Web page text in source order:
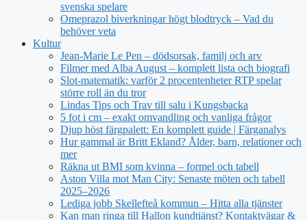
svenska spelare
Omeprazol biverkningar högt blodtryck – Vad du
behöver veta
Kultur
Jean‑Marie Le Pen – dödsorsak, familj och arv
Filmer med Alba August – komplett lista och biografi
Slot-matematik: varför 2 procentenheter RTP spelar
större roll än du tror
Lindas Tips och Trav till salu i Kungsbacka
5 fot i cm – exakt omvandling och vanliga frågor
Djup höst färgpalett: En komplett guide | Färganalys
Hur gammal är Britt Ekland? Ålder, barn, relationer och
mer
Räkna ut BMI som kvinna – formel och tabell
Aston Villa mot Man City: Senaste möten och tabell
2025–2026
Lediga jobb Skellefteå kommun – Hitta alla tjänster
Kan man ringa till Hallon kundtjänst? Kontaktvägar &